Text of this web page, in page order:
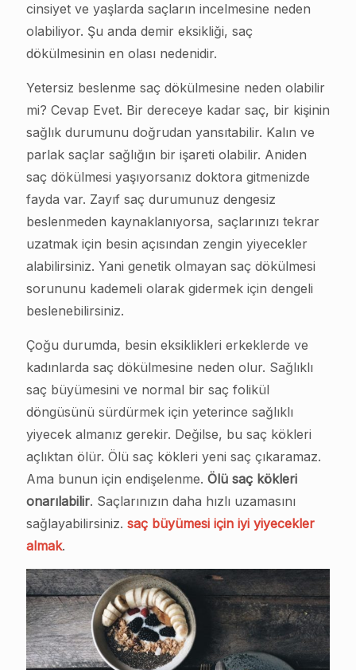
cinsiyet ve yaşlarda saçların incelmesine neden
olabiliyor. Şu anda demir eksikliği, saç
dökülmesinin en olası nedenidir.
Yetersiz beslenme saç dökülmesine neden olabilir
mi? Cevap Evet. Bir dereceye kadar saç, bir kişinin
sağlık durumunu doğrudan yansıtabilir. Kalın ve
parlak saçlar sağlığın bir işareti olabilir. Aniden
saç dökülmesi yaşıyorsanız doktora gitmenizde
fayda var. Zayıf saç durumunuz dengesiz
beslenmeden kaynaklanıyorsa, saçlarınızı tekrar
uzatmak için besin açısından zengin yiyecekler
alabilirsiniz. Yani genetik olmayan saç dökülmesi
sorununu kademeli olarak gidermek için dengeli
beslenebilirsiniz.
Çoğu durumda, besin eksiklikleri erkeklerde ve
kadınlarda saç dökülmesine neden olur. Sağlıklı
saç büyümesini ve normal bir saç folikül
döngüsünü sürdürmek için yeterince sağlıklı
yiyecek almanız gerekir. Değilse, bu saç kökleri
açlıktan ölür. Ölü saç kökleri yeni saç çıkaramaz.
Ama bunun için endişelenme. Ölü saç kökleri
onarılabilir. Saçlarınızın daha hızlı uzamasını
sağlayabilirsiniz. saç büyümesi için iyi yiyecekler
almak.